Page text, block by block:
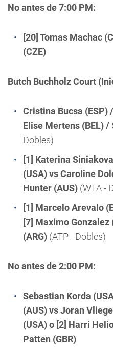
No antes de 7:00 PM:
[20] Tomas Machac
(CZE)
Butch Buchholz Court
Cristina Bucsa (ESP)
Elise Mertens (BEL) /
Dobles)
[1] Katerina
(USA) vs Caroline
Hunter (AUS) (WTA -
[1] Marcelo Arevalo
[7] Maximo
(ARG) (ATP - Dobles)
No antes de 2:00 PM:
Sebastian Korda
(AUS) vs Joran
(USA) o [2] Harri
Patten (GBR)